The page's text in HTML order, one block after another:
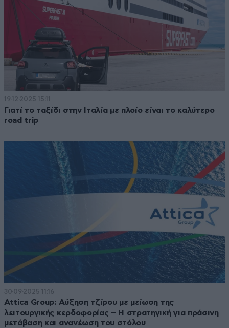
19·12·2025 15:11
Γιατί το ταξίδι στην Ιταλία με πλοίο είναι το καλύτερο
road trip
30·09·2025 11:16
Attica Group: Αύξηση τζίρου με μείωση της
λειτουργικής κερδοφορίας – Η στρατηγική για πράσινη
μετάβαση και ανανέωση του στόλου